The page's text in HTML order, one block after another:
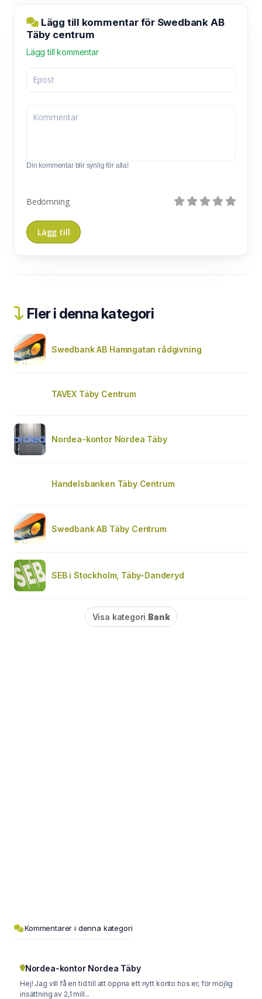
Lägg till kommentar för Swedbank AB
Täby centrum
Lägg till kommentar
Din kommentar blir synlig för alla!
Bedömning
Fler i denna kategori
Swedbank AB Hamngatan rådgivning
TAVEX Täby Centrum
Nordea-kontor Nordea Täby
Handelsbanken Täby Centrum
Swedbank AB Täby Centrum
SEB i Stockholm, Täby-Danderyd
Visa kategori Bank
Kommentarer i denna kategori
Nordea-kontor Nordea Täby
Hej! Jag vill få en tid till att öppna ett nytt konto hos er, för möjlig
insättning av 2,1 mill...